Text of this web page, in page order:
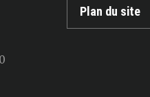
Plan du site